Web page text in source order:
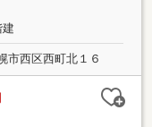
市西区西町北１６